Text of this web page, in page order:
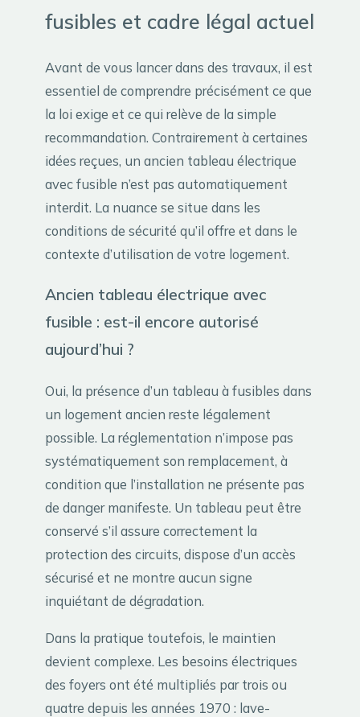
fusibles et cadre légal actuel
Avant de vous lancer dans des travaux, il est
essentiel de comprendre précisément ce que
la loi exige et ce qui relève de la simple
recommandation. Contrairement à certaines
idées reçues, un ancien tableau électrique
avec fusible n’est pas automatiquement
interdit. La nuance se situe dans les
conditions de sécurité qu’il offre et dans le
contexte d’utilisation de votre logement.
Ancien tableau électrique avec
fusible : est-il encore autorisé
aujourd’hui ?
Oui, la présence d’un tableau à fusibles dans
un logement ancien reste légalement
possible. La réglementation n’impose pas
systématiquement son remplacement, à
condition que l’installation ne présente pas
de danger manifeste. Un tableau peut être
conservé s’il assure correctement la
protection des circuits, dispose d’un accès
sécurisé et ne montre aucun signe
inquiétant de dégradation.
Dans la pratique toutefois, le maintien
devient complexe. Les besoins électriques
des foyers ont été multipliés par trois ou
quatre depuis les années 1970 : lave-